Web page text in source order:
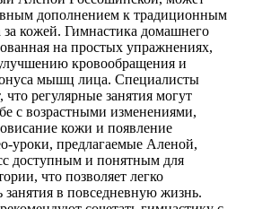
дополнением к традиционным
за кожей. Гимнастика домашнего
на простых упражнениях,
кровообращения и
мышц лица. Специалисты
регулярные занятия могут
с возрастными изменениями,
кожи и появление
уроки, предлагаемые Аленой,
доступным и понятным для
что позволяет легко
занятия в повседневную жизнь.